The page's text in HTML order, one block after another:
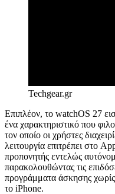
Techgear.gr
Επιπλέον, το watchOS 27
ένα χαρακτηριστικό που
τον οποίο οι χρήστες
λειτουργία επιτρέπει στο
προπονητής εντελώς
παρακολουθώντας τις
προγράμματα άσκησης χωρίς
το iPhone.